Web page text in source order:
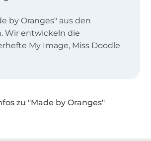
by Oranges" aus den
Wir entwickeln die
My Image, Miss Doodle
und Französisch an!
zu "Made by Oranges"